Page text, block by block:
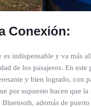
Conexión:
indispensable y va más
de los pasajeros. En este
y bien logrado, con
por supuesto hacen que la
además de